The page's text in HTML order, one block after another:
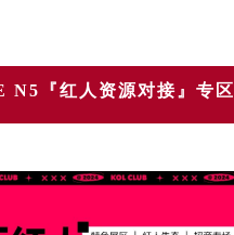
N5『红人资源对接』专区